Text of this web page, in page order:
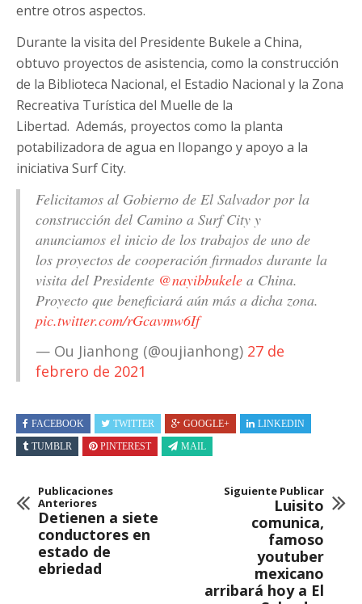
entre otros aspectos.
Durante la visita del Presidente Bukele a China,
obtuvo proyectos de asistencia, como la construcción
de la Biblioteca Nacional, el Estadio Nacional y la Zona
Recreativa Turística del Muelle de la
Libertad. Además, proyectos como la planta
potabilizadora de agua en Ilopango y apoyo a la
iniciativa Surf City.
Felicitamos al Gobierno de El Salvador por la
construcción del Camino a Surf City y
anunciamos el inicio de los trabajos de uno de
los proyectos de cooperación firmados durante la
visita del Presidente @nayibbukele a China.
Proyecto que beneficiará aún más a dicha zona.
pic.twitter.com/rGcavmw6If
— Ou Jianhong (@oujianhong) 27 de
febrero de 2021
FACEBOOK TWITTER GOOGLE+
LINKEDIN
TUMBLR
PINTEREST MAIL
Publicaciones
Anteriores
Detienen a siete
conductores en
estado de
ebriedad
Siguiente Publicar
Luisito
comunica,
famoso
youtuber
mexicano
arribará hoy a El